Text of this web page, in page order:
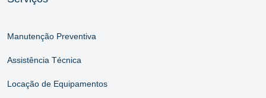
Manutenção Preventiva
Assistência Técnica
Locação de Equipamentos